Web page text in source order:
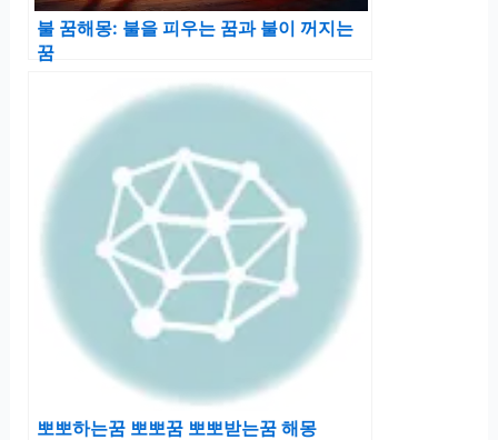
불 꿈해몽: 불을 피우는 꿈과 불이 꺼지는
꿈
뽀뽀하는꿈 뽀뽀꿈 뽀뽀받는꿈 해몽